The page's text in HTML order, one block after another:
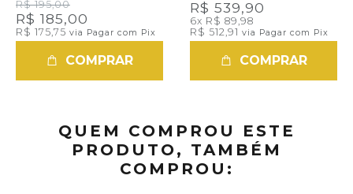
LOIRAS - 1LT
R$ 195,00
R$ 185,00
R$ 175,75 via Pagar com Pix
COMPRAR
- 3X1 LT
R$ 539,90
6x R$ 89,98
R$ 512,91 via Pagar com Pix
COMPRAR
QUEM COMPROU ESTE
PRODUTO, TAMBÉM
COMPROU: